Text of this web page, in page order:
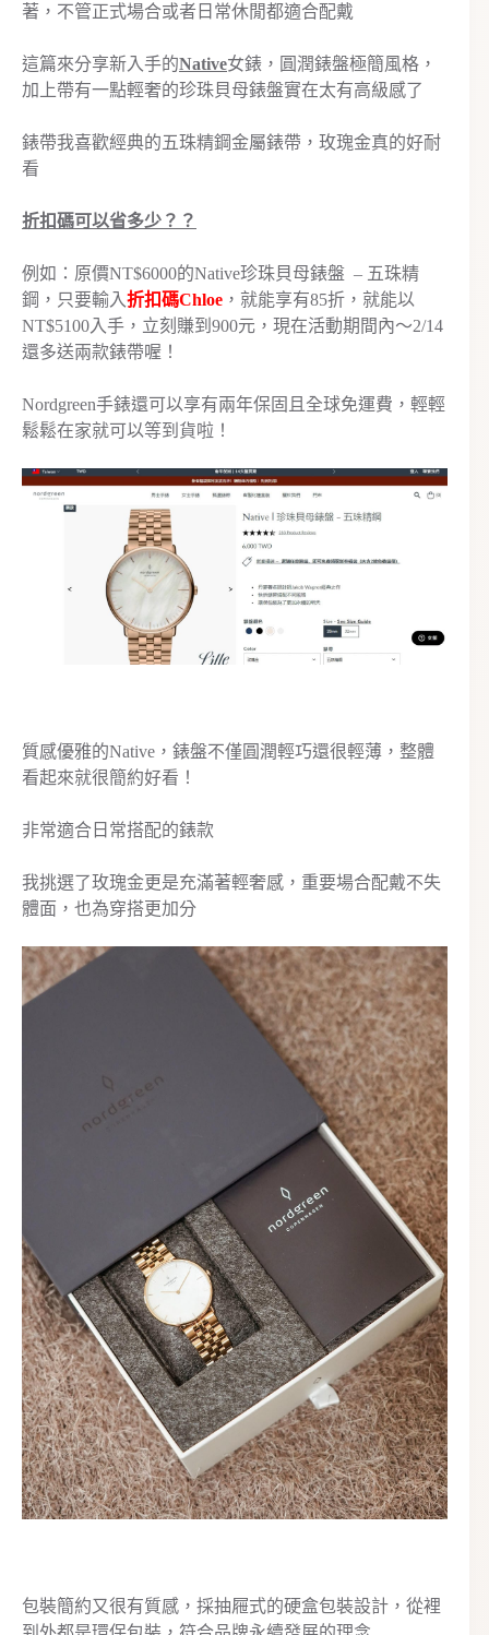
著，不管正式場合或者日常休閒都適合配戴
這篇來分享新入手的Native女錶，圓潤錶盤極簡風格，
加上帶有一點輕奢的珍珠貝母錶盤實在太有高級感了
錶帶我喜歡經典的五珠精鋼金屬錶帶，玫瑰金真的好耐
看
折扣碼可以省多少？？
例如：原價NT$6000的Native珍珠貝母錶盤 – 五珠精
鋼，只要輸入折扣碼Chloe ，就能享有85折，就能以
NT$5100入手，立刻賺到900元，現在活動期間內～2/14
還多送兩款錶帶喔！
Nordgreen手錶還可以享有兩年保固且全球免運費，輕輕
鬆鬆在家就可以等到貨啦！
質感優雅的Native，錶盤不僅圓潤輕巧還很輕薄，整體
看起來就很簡約好看！
非常適合日常搭配的錶款
我挑選了玫瑰金更是充滿著輕奢感，重要場合配戴不失
體面，也為穿搭更加分
包裝簡約又很有質感，採抽屜式的硬盒包裝設計，從裡